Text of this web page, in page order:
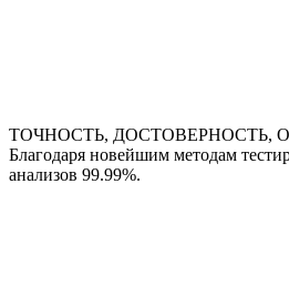
ТОЧНОСТЬ, ДОСТОВЕРНОСТЬ,
Благодаря новейшим методам
анализов 99.99%.